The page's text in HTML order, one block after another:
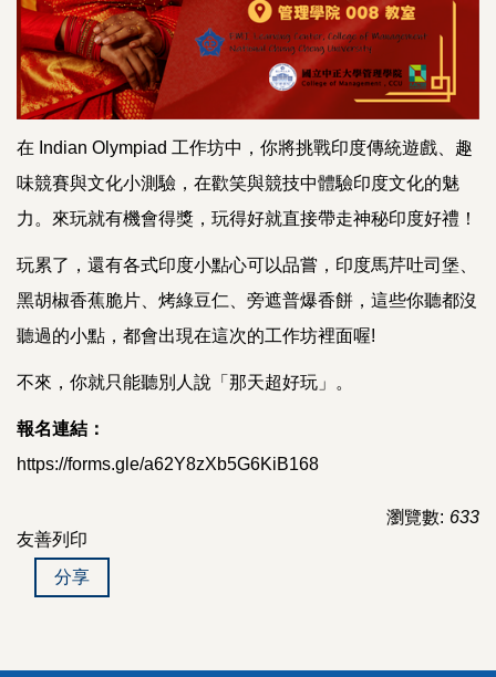
在 Indian Olympiad 工作坊中，你將挑戰印度傳統遊戲、趣
味競賽與文化小測驗，在歡笑與競技中體驗印度文化的魅
力。來玩就有機會得獎，玩得好就直接帶走神秘印度好禮！
玩累了，還有各式印度小點心可以品嘗，印度馬芹吐司堡、
黑胡椒香蕉脆片、烤綠豆仁、旁遮普爆香餅，這些你聽都沒
聽過的小點，都會出現在這次的工作坊裡面喔!
不來，你就只能聽別人說「那天超好玩」。
報名連結：
https://forms.gle/a62Y8zXb5G6KiB168
瀏覽數: 633
友善列印
分享